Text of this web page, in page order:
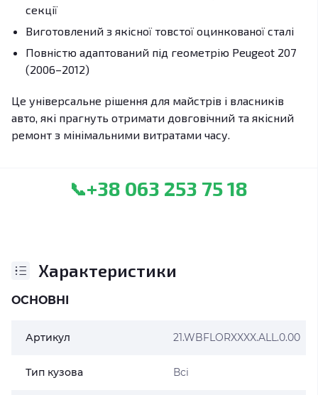
секції
Виготовлений з якісної товстої оцинкованої сталі
Повністю адаптований під геометрію Peugeot 207
(2006–2012)
Це універсальне рішення для майстрів і власників
авто, які прагнуть отримати довговічний та якісний
ремонт з мінімальними витратами часу.
📞+38 063 253 75 18
Характеристики
ОСНОВНІ
Артикул 21.WBFLORXXXX.ALL.0.00
Тип кузова Всі